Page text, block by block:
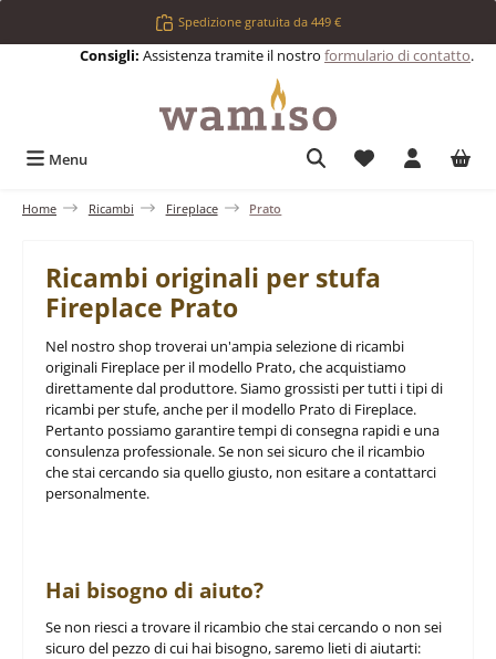
Passa al contenuto principaleSpedizione gratuita da 449 €
Consigli: Assistenza tramite il nostro formulario di contatto.
Menu Hai 0 articoli
Home Ricambi Fireplace Prato
Ricambi originali per stufa
Fireplace Prato
Nel nostro shop troverai un'ampia selezione di ricambi
originali Fireplace per il modello Prato, che acquistiamo
direttamente dal produttore. Siamo grossisti per tutti i tipi di
ricambi per stufe, anche per il modello Prato di Fireplace.
Pertanto possiamo garantire tempi di consegna rapidi e una
consulenza professionale. Se non sei sicuro che il ricambio
che stai cercando sia quello giusto, non esitare a contattarci
personalmente.
Hai bisogno di aiuto?
Se non riesci a trovare il ricambio che stai cercando o non sei
sicuro del pezzo di cui hai bisogno, saremo lieti di aiutarti: